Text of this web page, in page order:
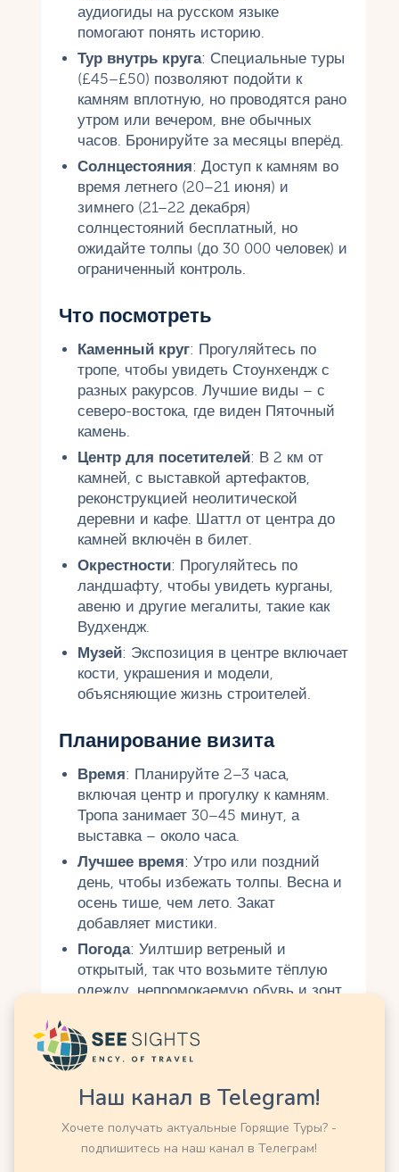
аудиогиды на русском языке
помогают понять историю.
Тур внутрь круга: Специальные туры
(£45–£50) позволяют подойти к
камням вплотную, но проводятся рано
утром или вечером, вне обычных
часов. Бронируйте за месяцы вперёд.
Солнцестояния: Доступ к камням во
время летнего (20–21 июня) и
зимнего (21–22 декабря)
солнцестояний бесплатный, но
ожидайте толпы (до 30 000 человек) и
ограниченный контроль.
Что посмотреть
Каменный круг: Прогуляйтесь по
тропе, чтобы увидеть Стоунхендж с
разных ракурсов. Лучшие виды – с
северо-востока, где виден Пяточный
камень.
Центр для посетителей: В 2 км от
камней, с выставкой артефактов,
реконструкцией неолитической
деревни и кафе. Шаттл от центра до
камней включён в билет.
Окрестности: Прогуляйтесь по
ландшафту, чтобы увидеть курганы,
авеню и другие мегалиты, такие как
Вудхендж.
Музей: Экспозиция в центре включает
кости, украшения и модели,
объясняющие жизнь строителей.
Планирование визита
Время: Планируйте 2–3 часа,
включая центр и прогулку к камням.
Тропа занимает 30–45 минут, а
выставка – около часа.
Лучшее время: Утро или поздний
день, чтобы избежать толпы. Весна и
осень тише, чем лето. Закат
добавляет мистики.
Погода: Уилтшир ветреный и
открытый, так что возьмите тёплую
одежду, непромокаемую обувь и зонт.
Фотографии и виды
Фотографировать разрешено, но
дроны запрещены. Лучшие кадры – с
тропы, особенно с Пяточным камнем
на переднем плане.
Наш канал в Telegram!
Хочете получать актуальные Горящие Туры? -
подпишитесь на наш канал в Телеграм!